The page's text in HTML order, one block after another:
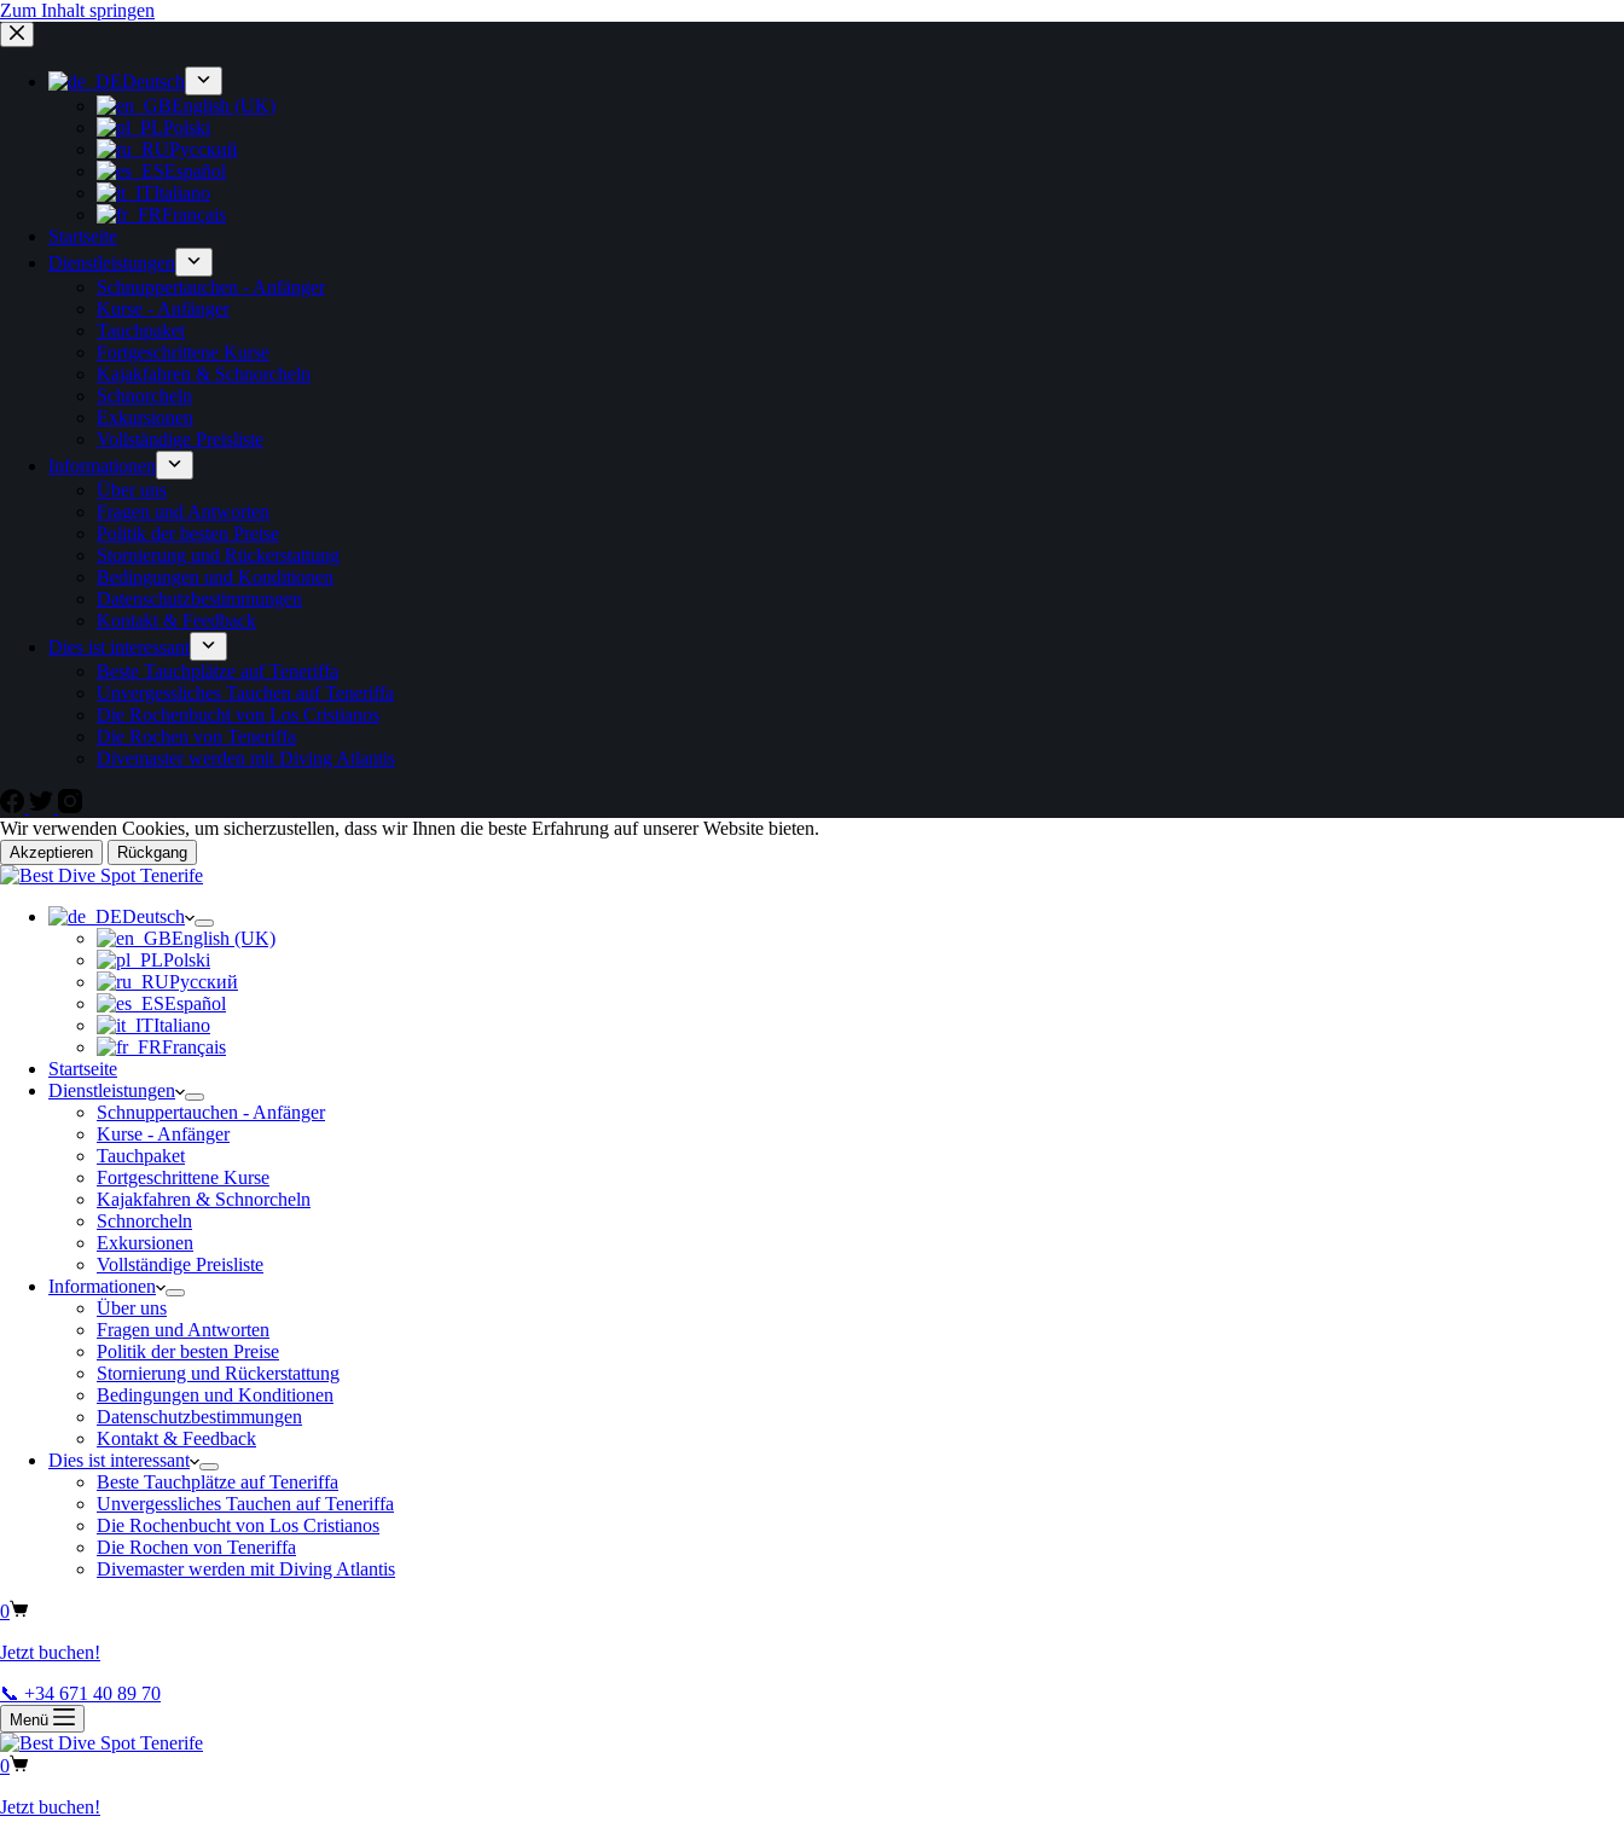
Zum Inhalt springen
Deutsch
English (UK)
Polski
Русский
Español
Italiano
Français
Startseite
Dienstleistungen
Schnuppertauchen - Anfänger
Kurse - Anfänger
Tauchpaket
Fortgeschrittene Kurse
Kajakfahren & Schnorcheln
Schnorcheln
Exkursionen
Vollständige Preisliste
Informationen
Über uns
Fragen und Antworten
Politik der besten Preise
Stornierung und Rückerstattung
Bedingungen und Konditionen
Datenschutzbestimmungen
Kontakt & Feedback
Dies ist interessant
Beste Tauchplätze auf Teneriffa
Unvergessliches Tauchen auf Teneriffa
Die Rochenbucht von Los Cristianos
Die Rochen von Teneriffa
Divemaster werden mit Diving Atlantis
Wir verwenden Cookies, um sicherzustellen, dass wir Ihnen die beste Erfahrung auf unserer Website bieten.
Akzeptieren Rückgang
Deutsch
English (UK)
Polski
Русский
Español
Italiano
Français
Startseite
Dienstleistungen
Schnuppertauchen - Anfänger
Kurse - Anfänger
Tauchpaket
Fortgeschrittene Kurse
Kajakfahren & Schnorcheln
Schnorcheln
Exkursionen
Vollständige Preisliste
Informationen
Über uns
Fragen und Antworten
Politik der besten Preise
Stornierung und Rückerstattung
Bedingungen und Konditionen
Datenschutzbestimmungen
Kontakt & Feedback
Dies ist interessant
Beste Tauchplätze auf Teneriffa
Unvergessliches Tauchen auf Teneriffa
Die Rochenbucht von Los Cristianos
Die Rochen von Teneriffa
Divemaster werden mit Diving Atlantis
0
Jetzt buchen!
📞 +34 671 40 89 70
Menü
0
Jetzt buchen!